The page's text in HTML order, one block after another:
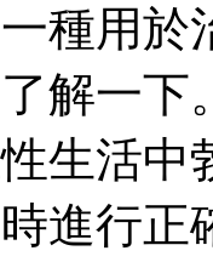
種用於
解一下
生活
進行正